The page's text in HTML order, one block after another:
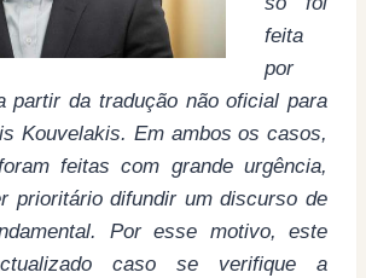
feita
por
partir da tradução não oficial para
Kouvelakis. Em ambos os casos,
feitas com grande urgência,
prioritário difundir um discurso de
Por esse motivo, este
caso se verifique a